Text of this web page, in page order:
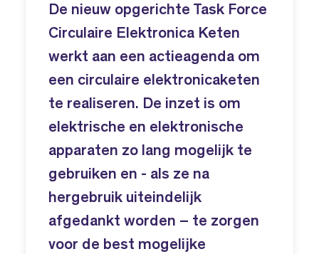
De nieuw opgerichte Task Force
Circulaire Elektronica Keten
werkt aan een actieagenda om
een circulaire elektronicaketen
te realiseren. De inzet is om
elektrische en elektronische
apparaten zo lang mogelijk te
gebruiken en - als ze na
hergebruik uiteindelijk
afgedankt worden – te zorgen
voor de best mogelijke